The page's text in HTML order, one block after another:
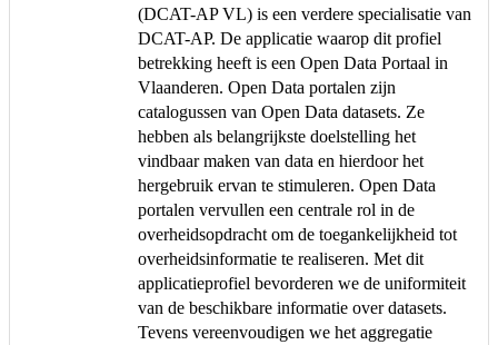
(DCAT-AP VL) is een verdere specialisatie van
DCAT-AP. De applicatie waarop dit profiel
betrekking heeft is een Open Data Portaal in
Vlaanderen. Open Data portalen zijn
catalogussen van Open Data datasets. Ze
hebben als belangrijkste doelstelling het
vindbaar maken van data en hierdoor het
hergebruik ervan te stimuleren. Open Data
portalen vervullen een centrale rol in de
overheidsopdracht om de toegankelijkheid tot
overheidsinformatie te realiseren. Met dit
applicatieprofiel bevorderen we de uniformiteit
van de beschikbare informatie over datasets.
Tevens vereenvoudigen we het aggregatie